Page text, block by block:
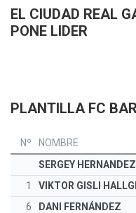
EL CIUDAD REAL
PONE LIDER
PLANTILLA FC
Nº NOMBRE
SERGEY HERNANDEZ
1
VIKTOR GISLI
6
DANI FERNÁNDEZ